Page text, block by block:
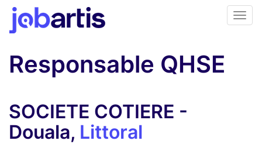
Responsable QHSE
SOCIETE COTIERE -
Douala, Littoral